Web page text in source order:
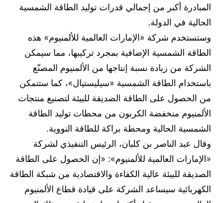
المبادرة أكبر من إجمالي قدرات توليد الطاقة الشمسية
الحالية في الدولة.
وستستخدم شركة «الإمارات العالمية للألمنيوم» هذه
الطاقة الشمسية الإضافية بمجرد تركيبها، مما سيمكن
الشركة من زيادة نسبة إنتاجها من الألمنيوم المصنّع
باستخدام الطاقة الشمسية «سيليستيال»، كما ستتمكن
من الحصول على الطاقة الصديقة للبيئة لتصنيع منتجات
الألمنيوم منخفضة الكربون من محطات توليد الطاقة
الشمسية الحالية ومحطة براكة للطاقة النووية.
وقال عبد الناصر بن كلبان، الرئيس التنفيذي لشركة
«الإمارات العالمية للألمنيوم»: «إن الحصول على الطاقة
الصديقة للبيئة عالية الكفاءة والاقتصادية من شبكة الطاقة
الكهربائية سيساعد الشركة على قيادة قطاع الألمنيوم